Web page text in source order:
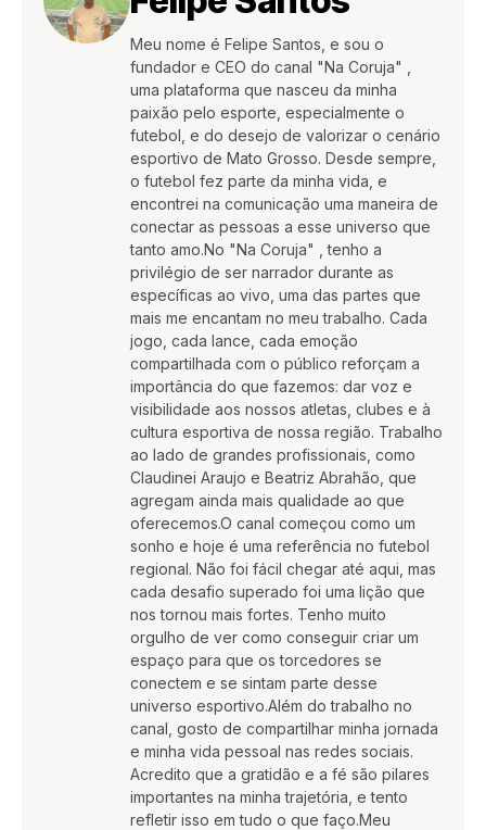
Meu nome é Felipe Santos, e sou o
fundador e CEO do canal "Na Coruja" ,
uma plataforma que nasceu da minha
paixão pelo esporte, especialmente o
futebol, e do desejo de valorizar o cenário
esportivo de Mato Grosso. Desde sempre,
o futebol fez parte da minha vida, e
encontrei na comunicação uma maneira de
conectar as pessoas a esse universo que
tanto amo.No "Na Coruja" , tenho a
privilégio de ser narrador durante as
específicas ao vivo, uma das partes que
mais me encantam no meu trabalho. Cada
jogo, cada lance, cada emoção
compartilhada com o público reforçam a
importância do que fazemos: dar voz e
visibilidade aos nossos atletas, clubes e à
cultura esportiva de nossa região. Trabalho
ao lado de grandes profissionais, como
Claudinei Araujo e Beatriz Abrahão, que
agregam ainda mais qualidade ao que
oferecemos.O canal começou como um
sonho e hoje é uma referência no futebol
regional. Não foi fácil chegar até aqui, mas
cada desafio superado foi uma lição que
nos tornou mais fortes. Tenho muito
orgulho de ver como conseguir criar um
espaço para que os torcedores se
conectem e se sintam parte desse
universo esportivo.Além do trabalho no
canal, gosto de compartilhar minha jornada
e minha vida pessoal nas redes sociais.
Acredito que a gratidão e a fé são pilares
importantes na minha trajetória, e tento
refletir isso em tudo o que faço.Meu